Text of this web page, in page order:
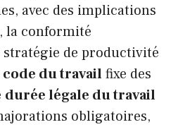
avec des implications
la conformité
de productivité
code du travailfixe des
durée légale du travail
obligatoires,